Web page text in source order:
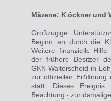
Mäzene: Klöckner und
Großzügige
Beginn an durch die
Weitere finanzielle Hilfe
der frühere Besitzer
GKN-Walterscheid in
zur offiziellen Eröffnung
statt. Dieses
Beachtung - zur